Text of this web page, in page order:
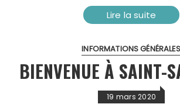
Lire la suite
INFORMATIONS GÉNÉRALES
BIENVENUE À SAINT-
19 mars 2020